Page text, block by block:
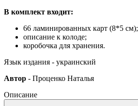
В комплект входит:
66 ламинированных карт (8*5 см);
описание к колоде;
коробочка для хранения.
Язык издания - украинский
Автор - Проценко Наталья
Описание